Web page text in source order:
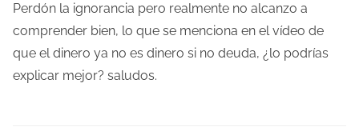
i
ó
n
Perdón la ignorancia pero realmente no alcanzo a
comprender bien, lo que se menciona en el vídeo de
que el dinero ya no es dinero si no deuda, ¿lo podrías
explicar mejor? saludos.